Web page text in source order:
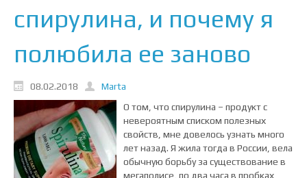
спирулина, и почему я
полюбила ее заново
08.02.2018
Marta
О том, что спирулина – продукт с
невероятным списком полезных
свойств, мне довелось узнать много
лет назад. Я жила тогда в России, вела
обычную борьбу за существование в
мегаполисе, по два часа в пробках